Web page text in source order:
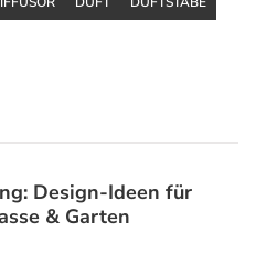
Design-Ideen für
& Garten